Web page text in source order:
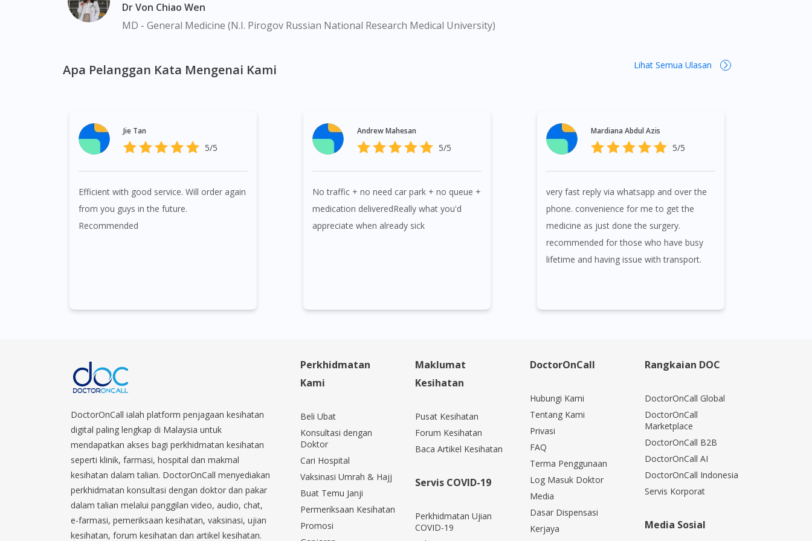
Dr Von Chiao Wen
MD - General Medicine (N.I. Pirogov Russian National Research Medical University)
Apa Pelanggan Kata Mengenai Kami Lihat Semua Ulasan
Jie Tan
5/5
Efficient with good service. Will order again
from you guys in the future.
Recommended
Andrew Mahesan
5/5
No traffic + no need car park + no queue +
medication deliveredReally what you'd
appreciate when already sick
Mardiana Abdul Azis
5/5
very fast reply via whatsapp and over the
phone. convenience for me to get the
medicine as just done the surgery.
recommended for those who have busy
lifetime and having issue with transport.
DoctorOnCall ialah platform penjagaan kesihatan
digital paling lengkap di Malaysia untuk
mendapatkan akses bagi perkhidmatan kesihatan
seperti klinik, farmasi, hospital dan makmal
kesihatan dalam talian. DoctorOnCall menyediakan
perkhidmatan konsultasi dengan doktor dan pakar
dalam talian melalui panggilan video, audio, chat,
e-farmasi, pemeriksaan kesihatan, vaksinasi, ujian
kesihatan, forum kesihatan dan artikel kesihatan.
Perkhidmatan
Kami
Beli Ubat
Konsultasi dengan
Doktor
Cari Hospital
Vaksinasi Umrah & Hajj
Buat Temu Janji
Permeriksaan Kesihatan
Promosi
Maklumat
Kesihatan
Pusat Kesihatan
Forum Kesihatan
Baca Artikel Kesihatan
Servis COVID-19
Perkhidmatan Ujian
COVID-19
DoctorOnCall
Hubungi Kami
Tentang Kami
Privasi
FAQ
Terma Penggunaan
Log Masuk Doktor
Media
Dasar Dispensasi
Kerjaya
Rangkaian DOC
DoctorOnCall Global
DoctorOnCall
Marketplace
DoctorOnCall B2B
DoctorOnCall AI
DoctorOnCall Indonesia
Servis Korporat
Media Sosial